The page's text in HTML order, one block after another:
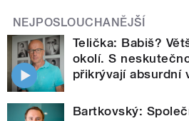
NEJPOSLOUCHANĚJŠÍ
Telička: Babiš?
okolí. S
přikrývají absurdní
Bartkovský: